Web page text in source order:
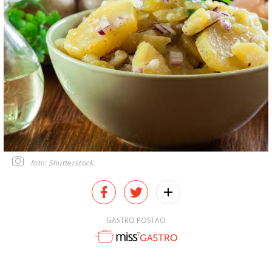
foto: Shutterstock
GASTRO POSTAO